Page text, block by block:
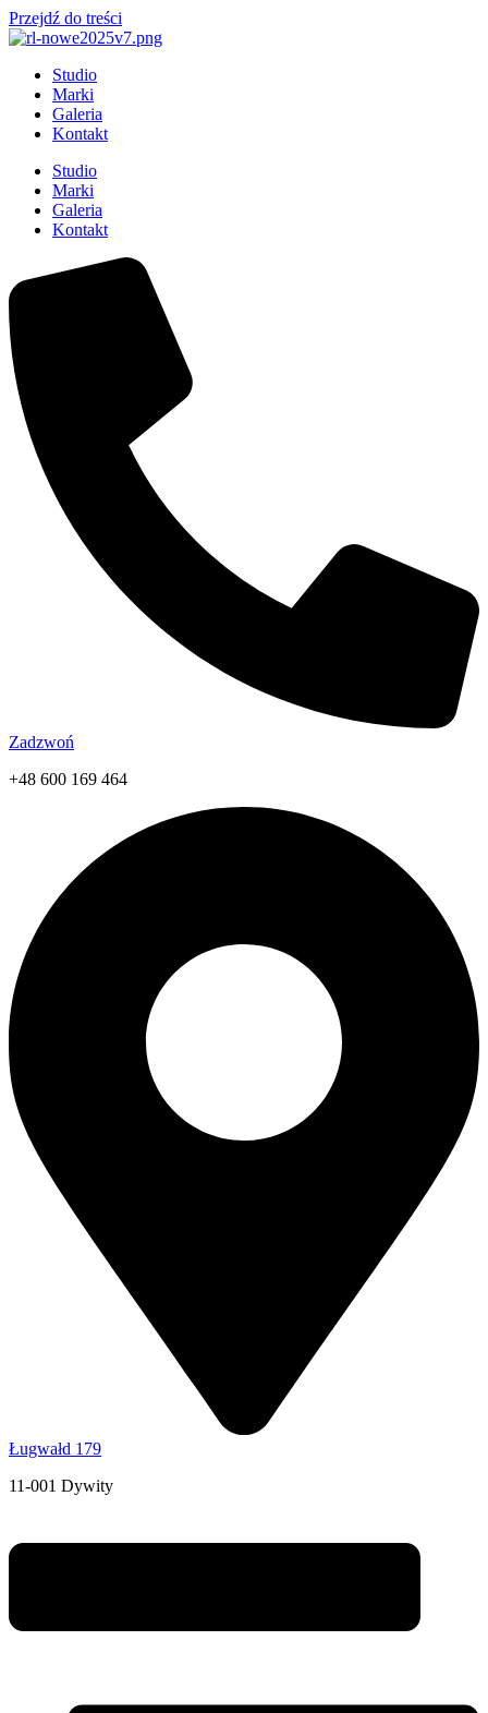
Przejdź do treści
Studio
Marki
Galeria
Kontakt
Studio
Marki
Galeria
Kontakt
Zadzwoń
+48 600 169 464
Ługwałd 179
11-001 Dywity